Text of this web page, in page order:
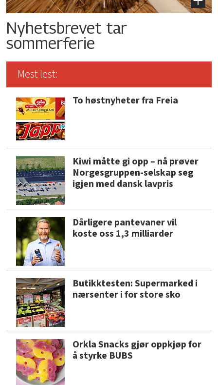
Nyhetsbrevet tar
sommerferie
Mest lest:
To høstnyheter fra Freia
Kiwi måtte gi opp – nå prøver
Norgesgruppen-selskap seg
igjen med dansk lavpris
Dårligere pantevaner vil
koste oss 1,3 milliarder
Butikktesten: Supermarked i
nærsenter i for store sko
Orkla Snacks gjør oppkjøp for
å styrke BUBS